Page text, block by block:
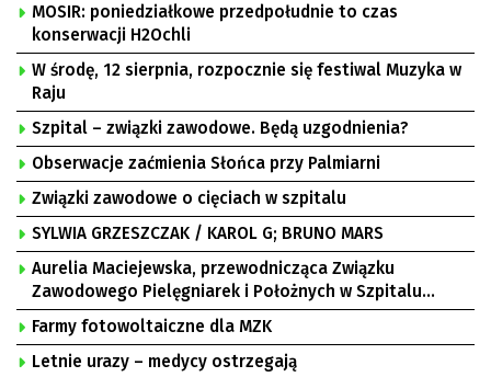
MOSIR: poniedziałkowe przedpołudnie to czas
konserwacji H2Ochli
W środę, 12 sierpnia, rozpocznie się festiwal Muzyka w
Raju
Szpital – związki zawodowe. Będą uzgodnienia?
Obserwacje zaćmienia Słońca przy Palmiarni
Związki zawodowe o cięciach w szpitalu
SYLWIA GRZESZCZAK / KAROL G; BRUNO MARS
Aurelia Maciejewska, przewodnicząca Związku
Zawodowego Pielęgniarek i Położnych w Szpitalu
Uniwersyteckim w Zielonej Górze, Bogusław
Motowidełko, przewodniczący Zarządu Regionu NSZZ
„Solidarność” Zielona Góra
Farmy fotowoltaiczne dla MZK
Letnie urazy – medycy ostrzegają